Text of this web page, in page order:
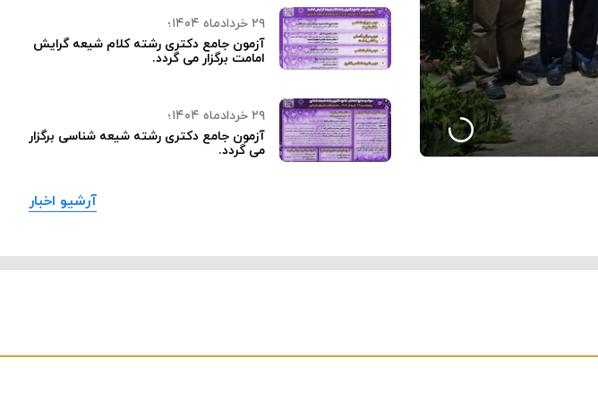
۲۹ خردادماه ۱۴۰۴؛
آزمون جامع دکتری رشته کلام شیعه گرایش
امامت برگزار می گردد.
۲۹ خردادماه ۱۴۰۴؛
آزمون جامع دکتری رشته شیعه شناسی برگزار
می گردد.
آرشیو اخبار